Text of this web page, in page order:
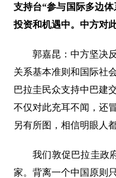
支持台“参与国际多边
投资和机遇中。中方对
郭嘉昆：中方坚决
关系基本准则和国际社
巴拉圭民众支持中巴建
不仅对此充耳不闻，还
另有所图，相信明眼人
我们敦促巴拉圭政
家。背离一个中国原则